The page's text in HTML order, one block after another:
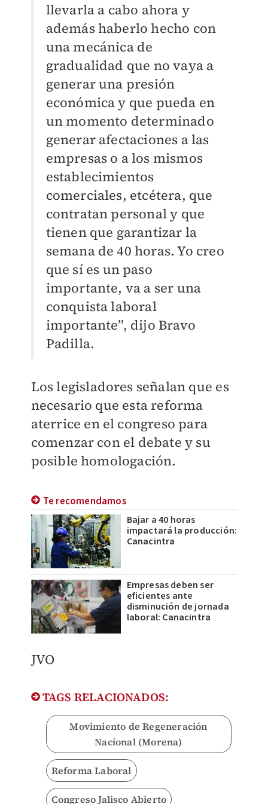
llevarla a cabo ahora y
además haberlo hecho con
una mecánica de
gradualidad que no vaya a
generar una presión
económica y que pueda en
un momento determinado
generar afectaciones a las
empresas o a los mismos
establecimientos
comerciales, etcétera, que
contratan personal y que
tienen que garantizar la
semana de 40 horas. Yo creo
que sí es un paso
importante, va a ser una
conquista laboral
importante”, dijo Bravo
Padilla.
Los legisladores señalan que es
necesario que esta reforma
aterrice en el congreso para
comenzar con el debate y su
posible homologación.
Te recomendamos
Bajar a 40 horas
impactará la producción:
Canacintra
Empresas deben ser
eficientes ante
disminución de jornada
laboral: Canacintra
JVO
TAGS RELACIONADOS:
Movimiento de Regeneración
Nacional (Morena)
Reforma Laboral
Congreso Jalisco Abierto